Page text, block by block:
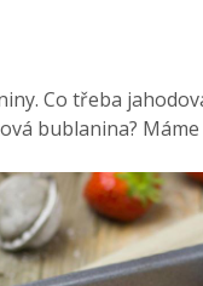
Co třeba
bublanina?